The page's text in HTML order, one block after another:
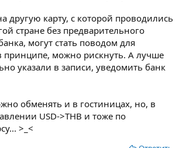
другую карту, с которой проводились
стране без предварительного
могут стать поводом для
принципе, можно рискнуть. А лучше
указали в записи, уведомить банк
обменять и в гостиницах, но, в
USD->THB и тоже по
>_<